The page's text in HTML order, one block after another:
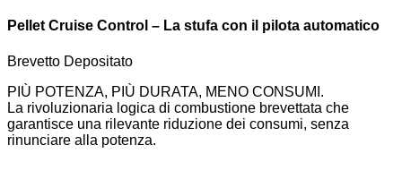
Pellet Cruise Control – La stufa con il pilota automatico
Brevetto Depositato
PIÙ POTENZA, PIÙ DURATA, MENO CONSUMI.
La rivoluzionaria logica di combustione brevettata che
garantisce una rilevante riduzione dei consumi, senza
rinunciare alla potenza.